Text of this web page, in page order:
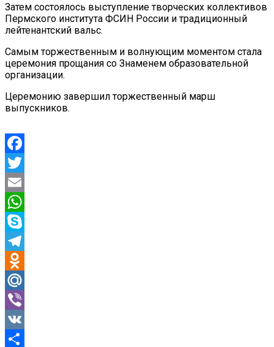
Затем состоялось выступление творческих коллективов
Пермского института ФСИН России и традиционный
лейтенантский вальс.
Самым торжественным и волнующим моментом стала
церемония прощания со Знаменем образовательной
организации.
Церемонию завершил торжественный марш
выпускников.
Facebook
Twitter
Email
WhatsApp
Skype
Telegram
Odnoklassniki
Mail.Ru
Viber
VK